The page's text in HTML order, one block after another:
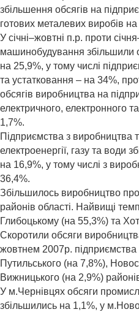
збільшення обсягів на
готових металевих виробів
У січні–жовтні п.р. проти
машинобудування збільшили
на 25,9%, у тому числі
та устатковання – на 34%,
обсягів виробництва на
електричного, електронного
1,7%.
Підприємства з виробництва
електроенергії, газу та води
на 16,9%, у тому числі з
36,4%.
Збільшилось виробництво
районів області. Найвищі
Глибоцькому (на 55,3%) та
Скоротили обсяги
жовтнем 2007р.
Путильського (на 7,8%),
Вижницького (на 2,9%)
У м.Чернівцях обсяги
збільшились на 1,1%, у